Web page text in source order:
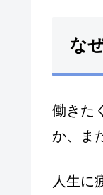
な
働きた
か、ま
人生に